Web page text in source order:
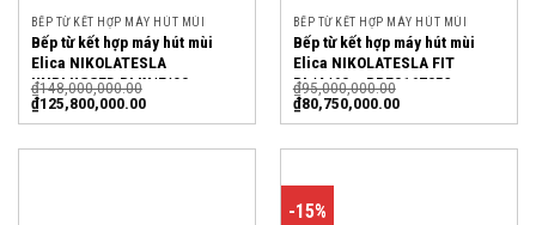
BẾP TỪ KẾT HỢP MÁY HÚT MÙI
Bếp từ kết hợp máy hút mùi
Elica NIKOLATESLA
UNPLUGGED BLIX/F/90 –
PRF0184545
₫148,000,000.00
₫125,800,000.00
BẾP TỪ KẾT HỢP MÁY HÚT MÙI
Bếp từ kết hợp máy hút mùi
Elica NIKOLATESLA FIT
BL/A/60 – PRF0167053
₫95,000,000.00
₫80,750,000.00
-15%